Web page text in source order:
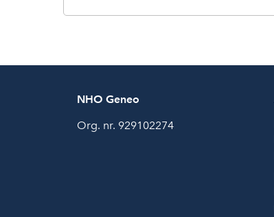
NHO Geneo
Org. nr. 929102274